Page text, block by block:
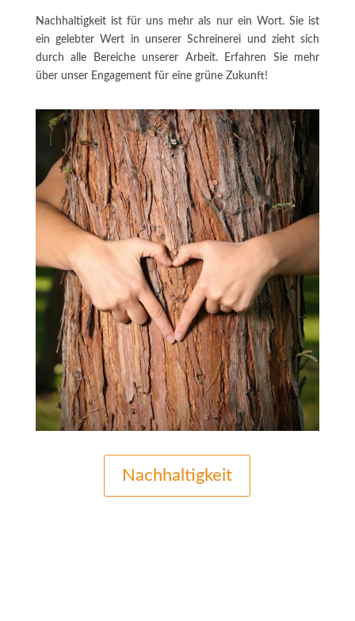
Nachhaltigkeit ist für uns mehr als nur ein Wort. Sie ist
ein gelebter Wert in unserer Schreinerei und zieht sich
durch alle Bereiche unserer Arbeit. Erfahren Sie mehr
über unser Engagement für eine grüne Zukunft!
Nachhaltigkeit